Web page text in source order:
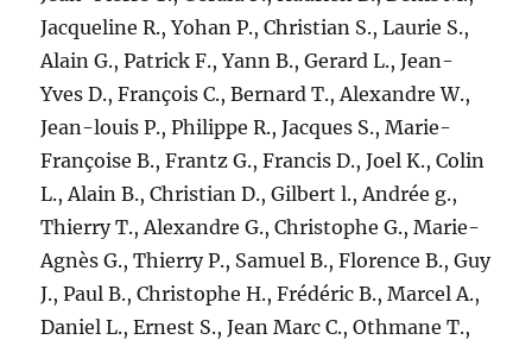
Jacqueline R., Yohan P., Christian S., Laurie S.,
Alain G., Patrick F., Yann B., Gerard L., Jean-
Yves D., François C., Bernard T., Alexandre W.,
Jean-louis P., Philippe R., Jacques S., Marie-
Françoise B., Frantz G., Francis D., Joel K., Colin
L., Alain B., Christian D., Gilbert l., Andrée g.,
Thierry T., Alexandre G., Christophe G., Marie-
Agnès G., Thierry P., Samuel B., Florence B., Guy
J., Paul B., Christophe H., Frédéric B., Marcel A.,
Daniel L., Ernest S., Jean Marc C., Othmane T.,